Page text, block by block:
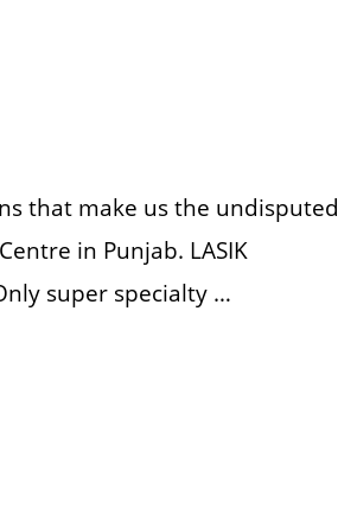
that make us the undisputed
in Punjab. LASIK
super specialty …